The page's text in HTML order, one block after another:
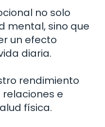
no solo
mental, sino que
un efecto
diaria.
rendimiento
e
física.